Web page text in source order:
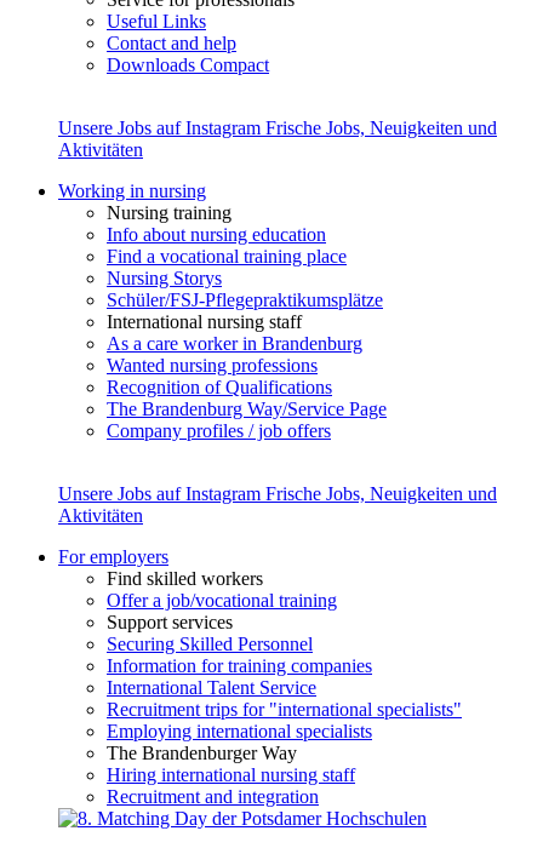
Useful Links
Contact and help
Downloads Compact
Unsere Jobs auf Instagram Frische Jobs, Neuigkeiten und
Aktivitäten
Working in nursing
Nursing training
Info about nursing education
Find a vocational training place
Nursing Storys
Schüler/FSJ-Pflegepraktikumsplätze
International nursing staff
As a care worker in Brandenburg
Wanted nursing professions
Recognition of Qualifications
The Brandenburg Way/Service Page
Company profiles / job offers
Unsere Jobs auf Instagram Frische Jobs, Neuigkeiten und
Aktivitäten
For employers
Find skilled workers
Offer a job/vocational training
Support services
Securing Skilled Personnel
Information for training companies
International Talent Service
Recruitment trips for "international specialists"
Employing international specialists
The Brandenburger Way
Hiring international nursing staff
Recruitment and integration